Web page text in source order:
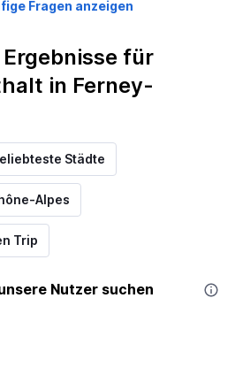
Fragen anzeigen
für
in Ferney-
Städte
Alpes
Trip
Nutzer suchen